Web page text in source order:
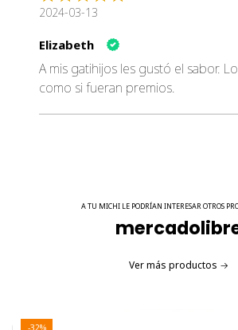
2024-03-13
Elizabeth
A mis gatihijos les gustó el sabor.
como si fueran premios.
A TU MICHI LE PODRÍAN INTERESAR OTROS
Ver más productos
-32%